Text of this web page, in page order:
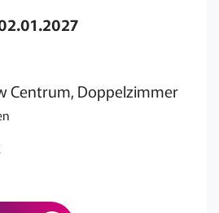
Centrum, Doppelzimmer